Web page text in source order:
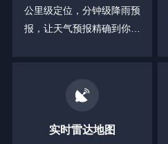
公里级定位，分钟级降雨预
报，让天气预报精确到你身
实时雷达地图